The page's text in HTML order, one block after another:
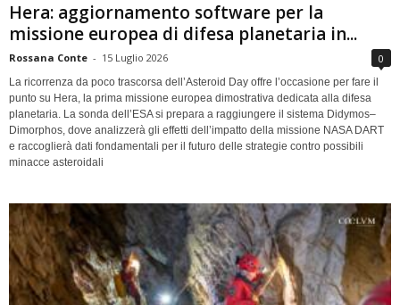
Hera: aggiornamento software per la
missione europea di difesa planetaria in...
Rossana Conte - 15 Luglio 2026 0
La ricorrenza da poco trascorsa dell’Asteroid Day offre l’occasione per fare il
punto su Hera, la prima missione europea dimostrativa dedicata alla difesa
planetaria. La sonda dell’ESA si prepara a raggiungere il sistema Didymos–
Dimorphos, dove analizzerà gli effetti dell’impatto della missione NASA DART
e raccoglierà dati fondamentali per il futuro delle strategie contro possibili
minacce asteroidali